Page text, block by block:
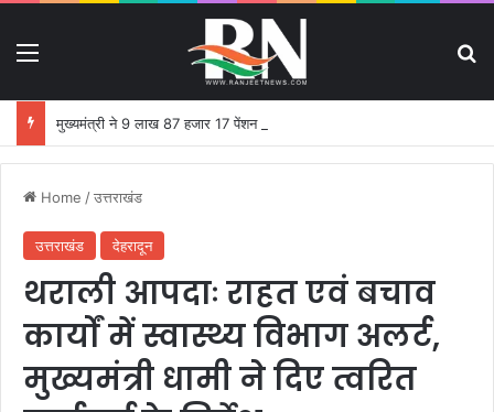
Home /उत्तराखंड
उत्तराखंड देहरादून
थराली आपदाः राहत एवं बचाव
कार्यों में स्वास्थ्य विभाग अलर्ट,
मुख्यमंत्री धामी ने दिए त्वरित